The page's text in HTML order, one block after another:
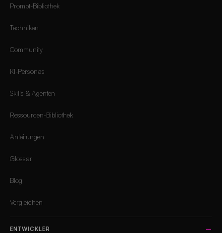
Prompt-Bibliothek
Techniken
Community
KI-Personas
Skills & Agenten
Ressourcen-Bibliothek
Anleitungen
Glossar
Blog
Vergleichen
ENTWICKLER